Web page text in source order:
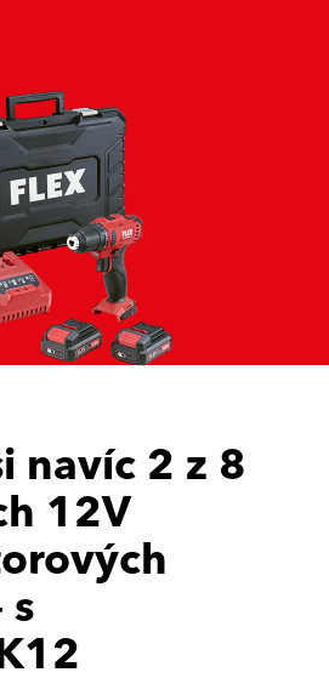
navíc 2 z 8
12V